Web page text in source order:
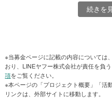
まずは投票を通じて、この国や社
みんなで考え、議論をし、少しで
に感じられるような社会の空気を
だと思えるような取り組みをして
GO VOTE JAPANは一人でも多く
1％でも投票率を上げることを目
※当募金ページに記載の内容については
おり、LINEヤフー株式会社が責任を負
項をご覧ください。
※本ページの「プロジェクト概要」「活
リンクは、外部サイトに移動します。